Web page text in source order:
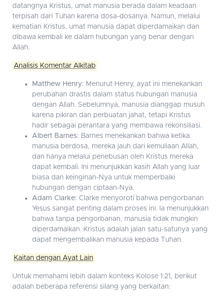
datangnya Kristus, umat manusia berada dalam keadaan
terpisah dari Tuhan karena dosa-dosanya. Namun, melalui
kematian Kristus, umat manusia dapat diperdamaikan dan
dibawa kembali ke dalam hubungan yang benar dengan
Allah.
Analisis Komentar Alkitab
Matthew Henry: Menurut Henry, ayat ini menekankan
perubahan drastis dalam status hubungan manusia
dengan Allah. Sebelumnya, manusia dianggap musuh
karena pikiran dan perbuatan jahat, tetapi Kristus
hadir sebagai perantara yang membawa rekonsiliasi.
Albert Barnes: Barnes menekankan bahwa ketika
manusia berdosa, mereka jauh dari kemuliaan Allah,
dan hanya melalui penebusan oleh Kristus mereka
dapat kembali. Ini menunjukkan kasih Allah yang luar
biasa dan keinginan-Nya untuk memperbaiki
hubungan dengan ciptaan-Nya.
Adam Clarke: Clarke menyoroti bahwa pengorbanan
Yesus sangat penting dalam proses ini. Ia menunjukkan
bahwa tanpa pengorbanan, manusia tidak mungkin
diperdamaikan. Kristus adalah jalan satu-satunya yang
dapat mengembalikan manusia kepada Tuhan.
Kaitan dengan Ayat Lain
Untuk memahami lebih dalam konteks Kolose 1:21, berikut
adalah beberapa referensi silang yang berkaitan: